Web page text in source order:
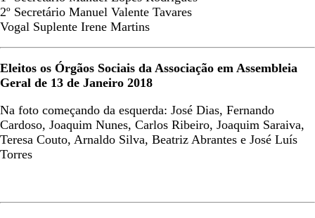
2º Secretário Manuel Valente Tavares
Vogal Suplente Irene Martins
Eleitos os Órgãos Sociais da Associação em Assembleia
Geral de 13 de Janeiro 2018
Na foto começando da esquerda: José Dias, Fernando
Cardoso, Joaquim Nunes, Carlos Ribeiro, Joaquim Saraiva,
Teresa Couto, Arnaldo Silva, Beatriz Abrantes e José Luís
Torres